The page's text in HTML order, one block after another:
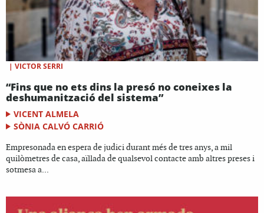
| VICTOR SERRI
“Fins que no ets dins la presó no coneixes la
deshumanització del sistema”
VICENT ALMELA
SÒNIA CALVÓ CARRIÓ
Empresonada en espera de judici durant més de tres anys, a mil
quilòmetres de casa, aïllada de qualsevol contacte amb altres preses i
sotmesa a...